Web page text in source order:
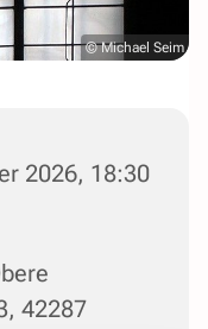
© Michael Seim
2026, 18:30
42287